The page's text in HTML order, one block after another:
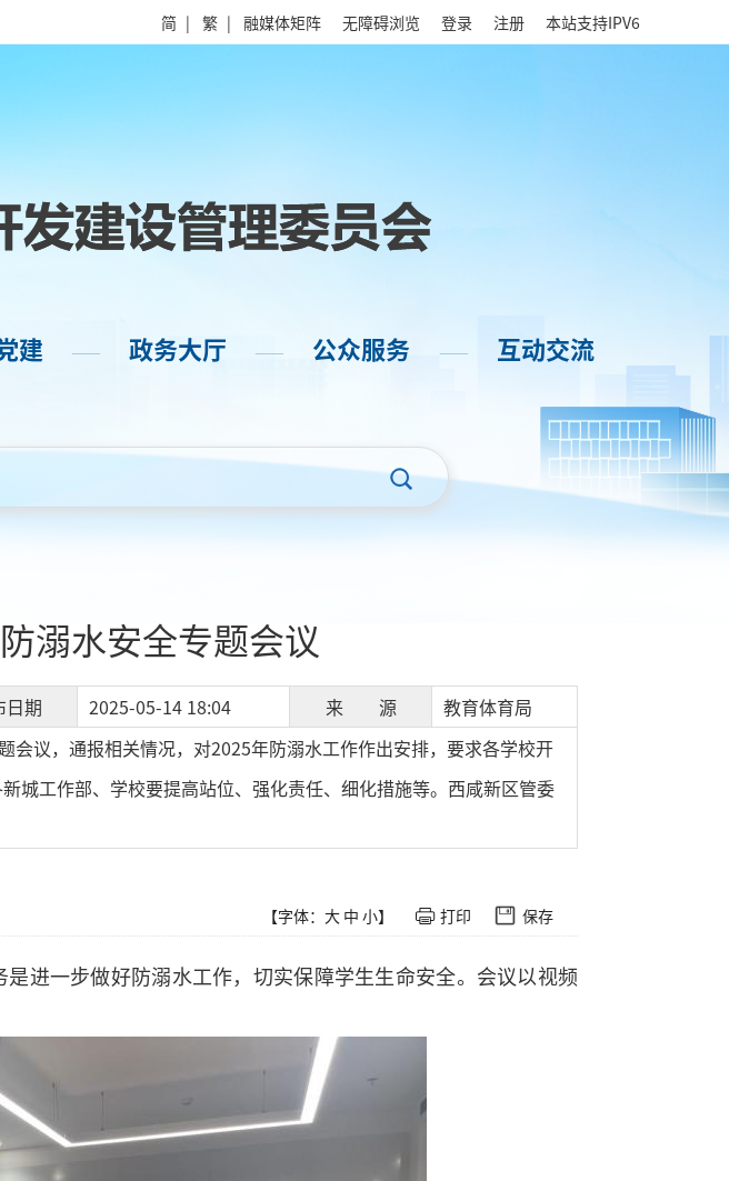
简 | 繁 | 融媒体矩阵 无障碍浏览 登录 注册 本站支持IPV6
建 —— 政务大厅 —— 公众服务 —— 互动交流
溺水安全专题会议
日期 2025-05-14 18:04 来 源 教育体育局
议，通报相关情况，对2025年防溺水工作作出安排，要求各学校开
城工作部、学校要提高站位、强化责任、细化措施等。西咸新区管委
【字体： 大 中 小】 打印 保存
进一步做好防溺水工作，切实保障学生生命安全。会议以视频